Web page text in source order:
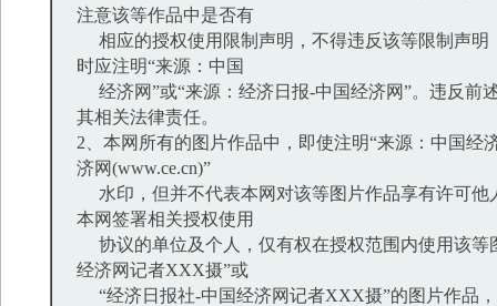
注意该等作品中是否有
相应的授权使用限制声明，不得违反该等限制声明
时应注明“来源：中国
经济网”或“来源：经济日报-中国经济网”。违反前
其相关法律责任。
2、本网所有的图片作品中，即使注明“来源：中国经
济网(www.ce.cn)”
水印，但并不代表本网对该等图片作品享有许可他
本网签署相关授权使用
协议的单位及个人，仅有权在授权范围内使用该等
经济网记者XXX摄”或
“经济日报社-中国经济网记者XXX摄”的图片作品